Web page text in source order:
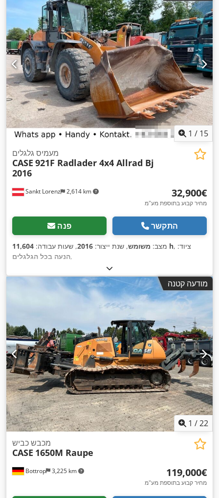
1 / 15
Sankt Lorenz 2,614 km
מעמיס גלגלים
CASE 921F Radlader 4x4 Allrad Bj
2016
‏32,900 ‏€
מחיר קבוע בתוספת מע"מ
פנה התקשר
מצב: משומש, שנת ייצור: 2016, שעות עבודה: 11,604 h , ציוד:
הנעה בכל הגלגלים,
מודעה קטנה
1 /22
Bottrop 3,225 km
מכבש כביש
CASE 1650M Raupe
‏119,000 ‏€
מחיר קבוע בתוספת מע"מ